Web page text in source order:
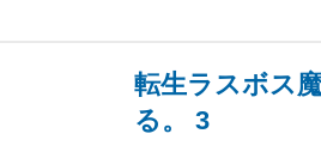
転生ラスボス
る。 3